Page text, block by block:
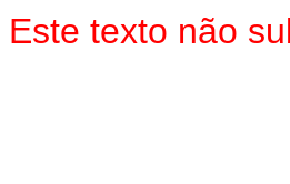
Este texto não